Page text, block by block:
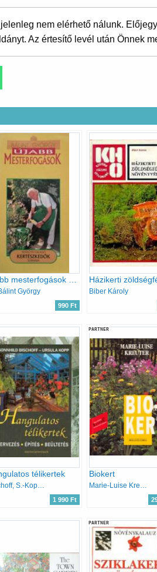
nem elérhető nálunk.
Az értesítő levél után Önnek
György
990 Ft
Biber Károly
télikertek
1 990 Ft
PARTNER
Biokert
PARTNER